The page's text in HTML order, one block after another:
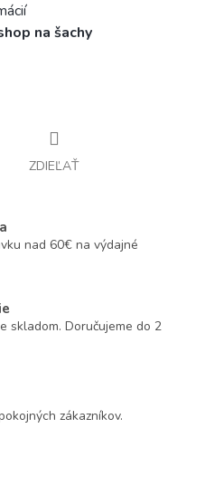
na šachy
ZDIEĽAŤ
nad 60€ na výdajné
skladom. Doručujeme do 2
zákazníkov.